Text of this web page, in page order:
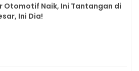
Otomotif Naik, Ini Tantangan di
Ini Dia!